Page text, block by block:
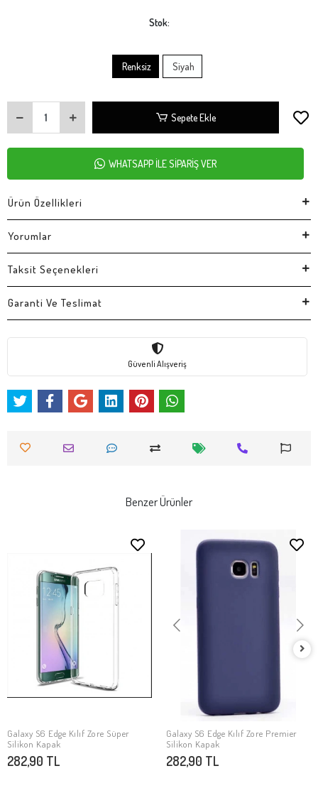
Stok:
Renksiz Siyah
Sepete Ekle
WHATSAPP İLE SİPARİŞ VER
Ürün Özellikleri
Yorumlar
Taksit Seçenekleri
Garanti Ve Teslimat
Güvenli Alışveriş
Benzer Ürünler
SEPETE EKLE
Galaxy S6 Edge Kılıf Zore Süper
Silikon Kapak
282,90 TL
SEPETE EKLE
Galaxy S6 Edge Kılıf Zore Premier
Silikon Kapak
282,90 TL